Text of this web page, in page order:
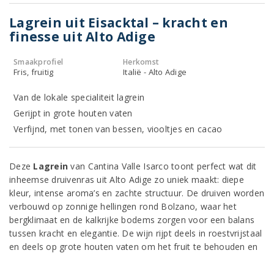
Lagrein uit Eisacktal – kracht en
finesse uit Alto Adige
Smaakprofiel
Fris, fruitig
Herkomst
Italië - Alto Adige
Van de lokale specialiteit lagrein
Gerijpt in grote houten vaten
Verfijnd, met tonen van bessen, viooltjes en cacao
Deze Lagrein van Cantina Valle Isarco toont perfect wat dit
inheemse druivenras uit Alto Adige zo uniek maakt: diepe
kleur, intense aroma’s en zachte structuur. De druiven worden
verbouwd op zonnige hellingen rond Bolzano, waar het
bergklimaat en de kalkrijke bodems zorgen voor een balans
tussen kracht en elegantie. De wijn rijpt deels in roestvrijstaal
en deels op grote houten vaten om het fruit te behouden en